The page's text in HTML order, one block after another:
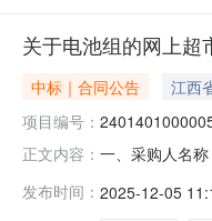
关于电池组的网上超
中标｜合同公告 江西
项目编号：
正文内容： 一、采购人名
12件
发布时间： 2025-12-05